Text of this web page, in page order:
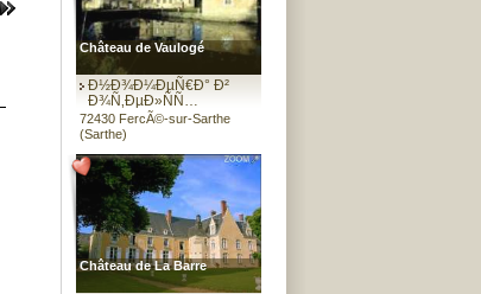
Château de Vaulogé
Ð½Ð¾Ð¼ÐµÑ€Ð° Ð²
Ð¾Ñ‚ÐµÐ»ÑÑ…
72430 FercÃ©-sur-Sarthe
(Sarthe)
Château de La Barre